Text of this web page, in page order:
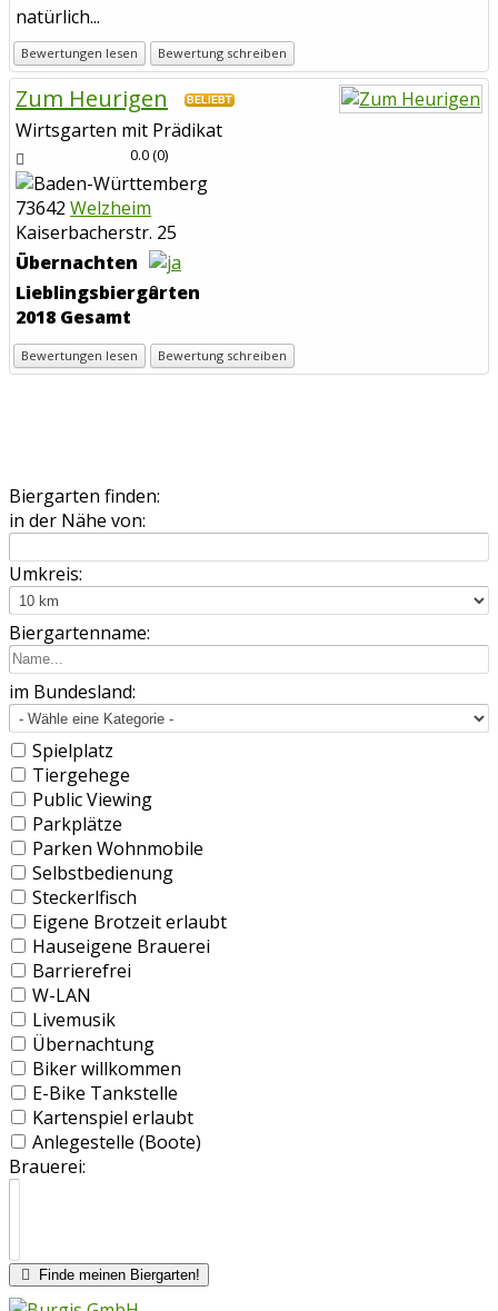
natürlich...
Bewertungen lesen Bewertung schreiben
Zum Heurigen BELIEBT
Wirtsgarten mit Prädikat
0.0(0)
73642 Welzheim
Kaiserbacherstr. 25
Übernachten
Lieblingsbiergarten
2018 Gesamt
0
Bewertungen lesen Bewertung schreiben
Biergarten finden:
in der Nähe von:
Umkreis:
Biergartenname:
im Bundesland:
Spielplatz
Tiergehege
Public Viewing
Parkplätze
Parken Wohnmobile
Selbstbedienung
Steckerlfisch
Eigene Brotzeit erlaubt
Hauseigene Brauerei
Barrierefrei
W-LAN
Livemusik
Übernachtung
Biker willkommen
E-Bike Tankstelle
Kartenspiel erlaubt
Anlegestelle (Boote)
Brauerei:
Finde meinen Biergarten!